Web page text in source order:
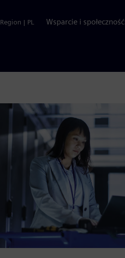
Region | PL Wsparcie i społeczność